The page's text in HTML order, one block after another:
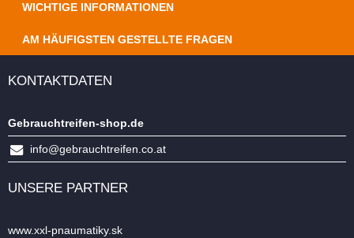
WICHTIGE INFORMATIONEN
AM HÄUFIGSTEN GESTELLTE FRAGEN
KONTAKTDATEN
Gebrauchtreifen-shop.de
info@gebrauchtreifen.co.at
UNSERE PARTNER
www.xxl-pnaumatiky.sk